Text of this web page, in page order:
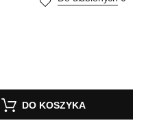
DO KOSZYKA